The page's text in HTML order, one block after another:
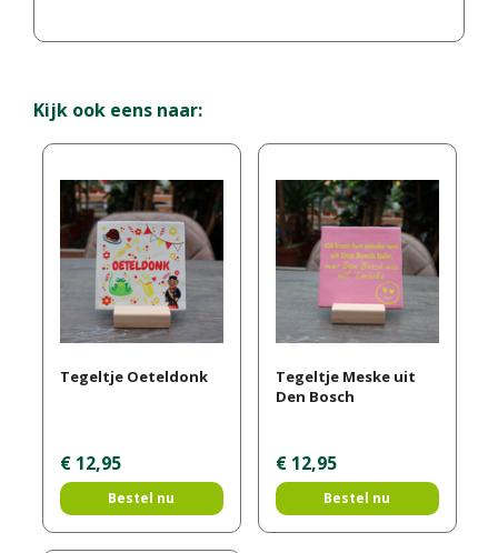
Kijk ook eens naar:
Tegeltje Oeteldonk
€ 12,95
Bestel nu
Tegeltje Meske uit
Den Bosch
€ 12,95
Bestel nu